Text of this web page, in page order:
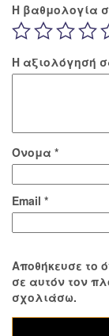
Η βαθμολογία
Η αξιολόγησή
Όνομα *
Email *
Αποθήκευσε το
σε αυτόν τον
σχολιάσω.